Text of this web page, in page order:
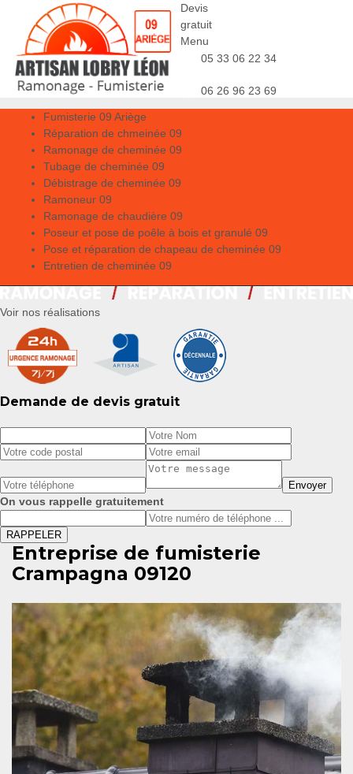
Devis
gratuit
Menu
05 33 06 22 34
06 26 96 23 69
Fumisterie 09 Ariège
Réparation de chmeinée 09
Ramonage de cheminée 09
Tubage de cheminée 09
Débistrage de cheminée 09
Ramoneur 09
Ramonage de chaudière 09
Poseur et pose de poêle à bois et granulé 09
Pose et réparation de chapeau de cheminée 09
Entretien de cheminée 09
Voir nos réalisations
Demande de devis gratuit
On vous rappelle gratuitement
Entreprise de fumisterie
Crampagna 09120